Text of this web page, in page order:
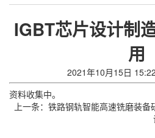
IGBT芯片设计制
用
2021年10月15日
资料收集中。
上一条： 铁路钢轨智能高速铣磨装备